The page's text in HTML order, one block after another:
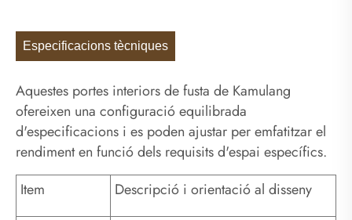
Especificacions tècniques
Aquestes portes interiors de fusta de Kamulang
ofereixen una configuració equilibrada
d'especificacions i es poden ajustar per emfatitzar el
rendiment en funció dels requisits d'espai específics.
Item
Descripció i orientació al disseny